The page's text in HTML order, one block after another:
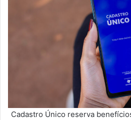
Cadastro Único reserva